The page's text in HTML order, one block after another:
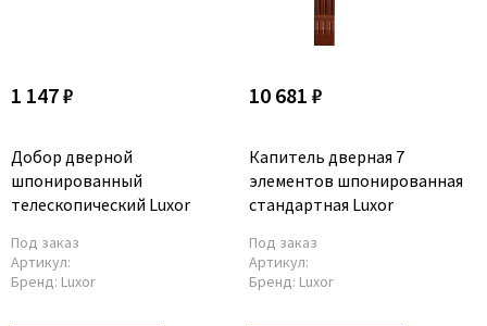
1 147 ₽
Добор дверной
шпонированный
телескопический Luxor
Под заказ
Артикул:
Бренд: Luxor
10 681 ₽
Капитель дверная 7
элементов шпонированная
стандартная Luxor
Под заказ
Артикул:
Бренд: Luxor